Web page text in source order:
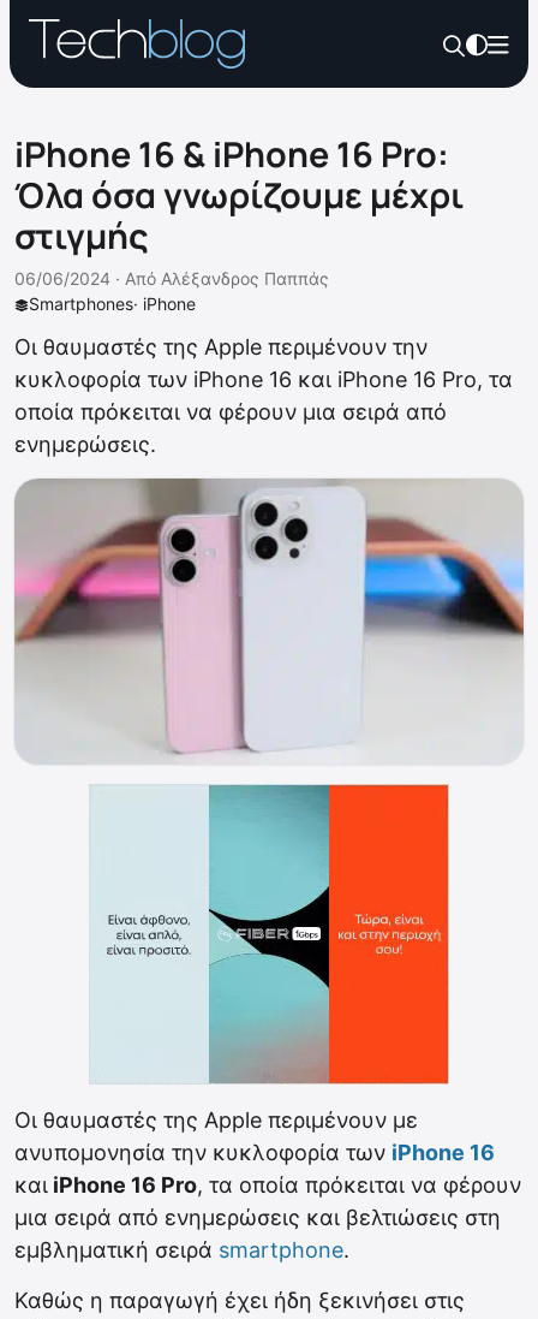
iPhone 16 & iPhone 16 Pro:
Όλα όσα γνωρίζουμε μέχρι
στιγμής
Smartphones· iPhone
06/06/2024 · Από Αλέξανδρος Παππάς
Οι θαυμαστές της Apple περιμένουν την
κυκλοφορία των iPhone 16 και iPhone 16 Pro, τα
οποία πρόκειται να φέρουν μια σειρά από
ενημερώσεις.
Οι θαυμαστές της Apple περιμένουν με
ανυπομονησία την κυκλοφορία των iPhone 16
και iPhone 16 Pro, τα οποία πρόκειται να φέρουν
μια σειρά από ενημερώσεις και βελτιώσεις στη
εμβληματική σειρά smartphone.
Καθώς η παραγωγή έχει ήδη ξεκινήσει στις